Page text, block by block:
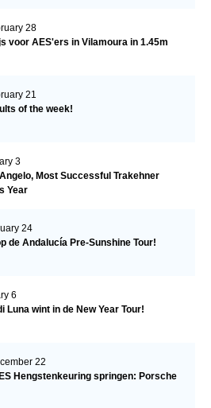
28
voor AES'ers in Vilamoura in 1.45m
21
of the week!
3
Most Successful Trakehner
Year
24
de Andalucía Pre-Sunshine Tour!
6
Luna wint in de New Year Tour!
22
Hengstenkeuring springen: Porsche